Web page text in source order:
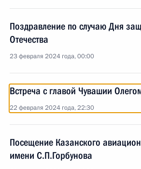
Поздравление по случаю Дня
Отечества
23 февраля 2024 года, 00:00
Встреча с главой Чувашии
22 февраля 2024 года, 22:30
Посещение Казанского
имени С.П.Горбунова